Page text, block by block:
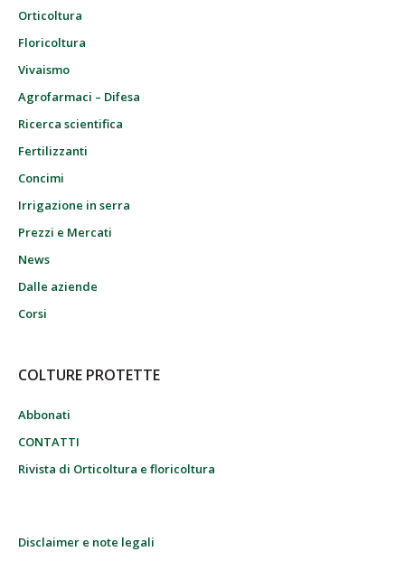
Orticoltura
Floricoltura
Vivaismo
Agrofarmaci – Difesa
Ricerca scientifica
Fertilizzanti
Concimi
Irrigazione in serra
Prezzi e Mercati
News
Dalle aziende
Corsi
COLTURE PROTETTE
Abbonati
CONTATTI
Rivista di Orticoltura e floricoltura
Disclaimer e note legali